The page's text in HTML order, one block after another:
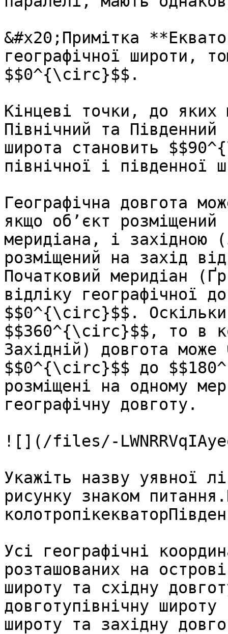
&#x20;Примітка
географічної широти,
$$0^{\circ}$$.
Кінцеві точки, до яких
Північний та
широта становить
північної і південної
Географічна довгота
якщо об’єкт
меридіана, і
розміщений на захід
Початковий меридіан
відліку географічної
$$0^{\circ}$$.
$$360^{\circ}$$, то в
Західній) довгота
$$0^{\circ}$$ до
розміщені на одному
географічну довготу.
![](/files/-
Укажіть назву уявної
рисунку знаком
Усі географічні
розташованих на
широту та східну
довготупівнічну
широту та західну